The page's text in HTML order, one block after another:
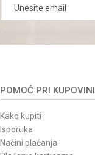
POMOĆ PRI KUPOVINI
Kako kupiti
Isporuka
Načini plaćanja